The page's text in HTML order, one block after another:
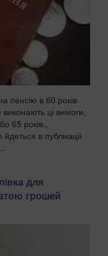
пенсію в 60 років
ці вимоги,
65 років.,
в публікації
для
грошей